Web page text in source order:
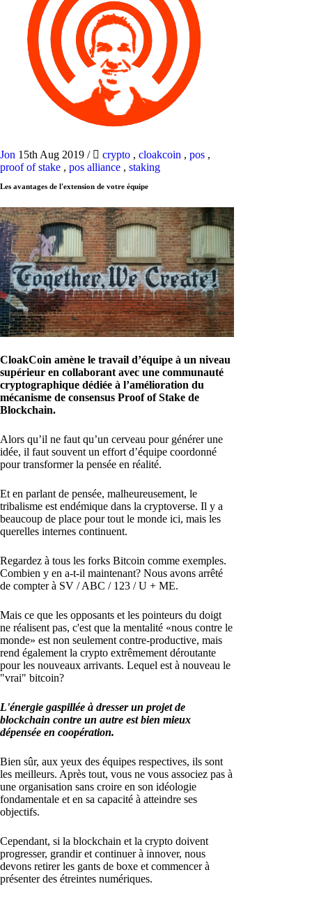
Jon 15th Aug 2019 / crypto , cloakcoin , pos ,
proof of stake , pos alliance , staking
Les avantages de l'extension de votre équipe
CloakCoin amène le travail d’équipe à un niveau
supérieur en collaborant avec une communauté
cryptographique dédiée à l’amélioration du
mécanisme de consensus Proof of Stake de
Blockchain.
Alors qu’il ne faut qu’un cerveau pour générer une
idée, il faut souvent un effort d’équipe coordonné
pour transformer la pensée en réalité.
Et en parlant de pensée, malheureusement, le
tribalisme est endémique dans la cryptoverse. Il y a
beaucoup de place pour tout le monde ici, mais les
querelles internes continuent.
Regardez à tous les forks Bitcoin comme exemples.
Combien y en a-t-il maintenant? Nous avons arrêté
de compter à SV / ABC / 123 / U + ME.
Mais ce que les opposants et les pointeurs du doigt
ne réalisent pas, c'est que la mentalité «nous contre le
monde» est non seulement contre-productive, mais
rend également la crypto extrêmement déroutante
pour les nouveaux arrivants. Lequel est à nouveau le
"vrai" bitcoin?
L'énergie gaspillée à dresser un projet de
blockchain contre un autre est bien mieux
dépensée en coopération.
Bien sûr, aux yeux des équipes respectives, ils sont
les meilleurs. Après tout, vous ne vous associez pas à
une organisation sans croire en son idéologie
fondamentale et en sa capacité à atteindre ses
objectifs.
Cependant, si la blockchain et la crypto doivent
progresser, grandir et continuer à innover, nous
devons retirer les gants de boxe et commencer à
présenter des étreintes numériques.